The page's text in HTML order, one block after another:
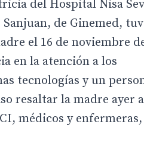
del Hospital Nisa
de Ginemed,
el 16 de noviembre
en la atención a los
tecnologías y un
resaltar la madre ayer
médicos y enfermeras,